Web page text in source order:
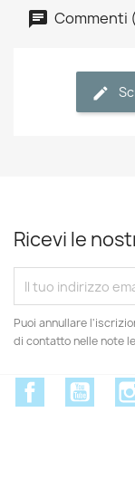
Commenti
Ricevi le
Puoi annullare
di contatto nelle note
Facebook